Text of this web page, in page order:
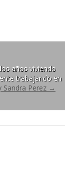
años viviendo
trabajando en
Sandra Perez →